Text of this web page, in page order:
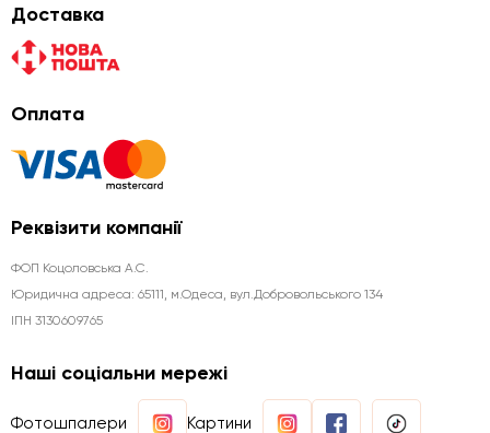
Доставка
Оплата
Реквізити компанії
ФОП Коцоловська А.С.
Юридична aдреса: 65111, м.Одеса, вул.Добровольського 134
ІПН 3130609765
Наші соціальни мережі
Фотошпалери Картини